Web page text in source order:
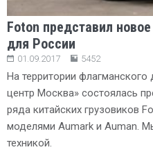
Foton представил
для России
01.09.2017 5452
На территории
центр Москва» состоялась
ряда китайских грузовиков
моделями Aumark и Auman.
техникой.